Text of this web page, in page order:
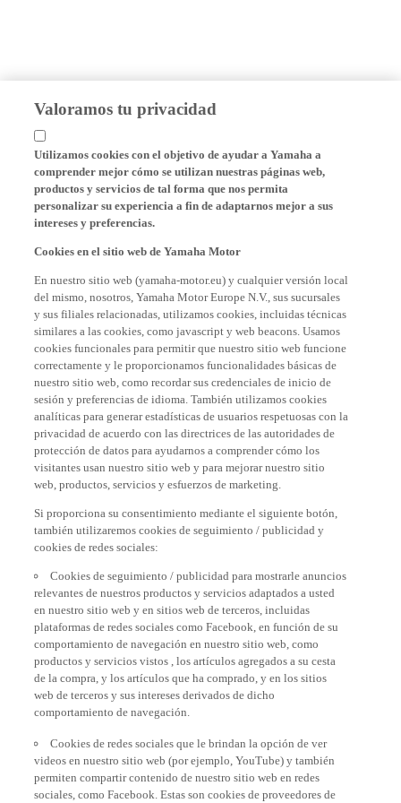
Valoramos tu privacidad
Utilizamos cookies con el objetivo de ayudar a Yamaha a
comprender mejor cómo se utilizan nuestras páginas web,
productos y servicios de tal forma que nos permita
personalizar su experiencia a fin de adaptarnos mejor a sus
intereses y preferencias.
Cookies en el sitio web de Yamaha Motor
En nuestro sitio web (yamaha-motor.eu) y cualquier versión local
del mismo, nosotros, Yamaha Motor Europe N.V., sus sucursales
y sus filiales relacionadas, utilizamos cookies, incluidas técnicas
similares a las cookies, como javascript y web beacons. Usamos
cookies funcionales para permitir que nuestro sitio web funcione
correctamente y le proporcionamos funcionalidades básicas de
nuestro sitio web, como recordar sus credenciales de inicio de
sesión y preferencias de idioma. También utilizamos cookies
analíticas para generar estadísticas de usuarios respetuosas con la
privacidad de acuerdo con las directrices de las autoridades de
protección de datos para ayudarnos a comprender cómo los
visitantes usan nuestro sitio web y para mejorar nuestro sitio
web, productos, servicios y esfuerzos de marketing.
Si proporciona su consentimiento mediante el siguiente botón,
también utilizaremos cookies de seguimiento / publicidad y
cookies de redes sociales:
Cookies de seguimiento / publicidad para mostrarle anuncios
relevantes de nuestros productos y servicios adaptados a usted
en nuestro sitio web y en sitios web de terceros, incluidas
plataformas de redes sociales como Facebook, en función de su
comportamiento de navegación en nuestro sitio web, como
productos y servicios vistos , los artículos agregados a su cesta
de la compra, y los artículos que ha comprado, y en los sitios
web de terceros y sus intereses derivados de dicho
comportamiento de navegación.
Cookies de redes sociales que le brindan la opción de ver
videos en nuestro sitio web (por ejemplo, YouTube) y también
permiten compartir contenido de nuestro sitio web en redes
sociales, como Facebook. Estas son cookies de proveedores de